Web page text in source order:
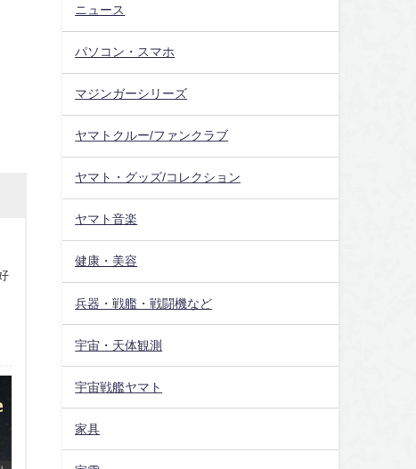
ニュース
パソコン・スマホ
マジンガーシリーズ
ヤマトクルー/ファンクラブ
ヤマト・グッズ/コレクション
ヤマト音楽
健康・美容
兵器・戦艦・戦闘機など
宇宙・天体観測
宇宙戦艦ヤマト
家具